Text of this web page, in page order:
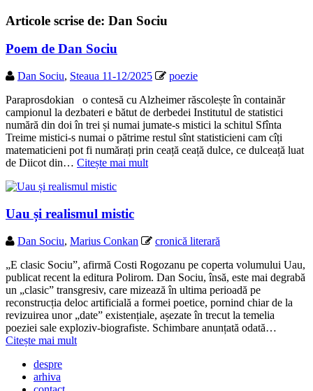
Articole scrise de: Dan Sociu
Poem de Dan Sociu
Dan Sociu, Steaua 11-12/2025
poezie
Paraprosdokian o contesă cu Alzheimer răscolește în containăr
campionul la dezbateri e bătut de derbedei Institutul de statistici
numără din doi în trei și numai jumate-s mistici la schitul Sfînta
Treime mistici-s numai o pătrime restul sînt statisticieni cam cîți
matematicieni pot fi numărați prin ceață ceață dulce, ce dulceață luat
de Diicot din… Citește mai mult
Uau și realismul mistic
Dan Sociu, Marius Conkan
cronică literară
„E clasic Sociu”, afirmă Costi Rogozanu pe coperta volumului Uau,
publicat recent la editura Polirom. Dan Sociu, însă, este mai degrabă
un „clasic” transgresiv, care mizează în ultima perioadă pe
reconstrucția deloc artificială a formei poetice, pornind chiar de la
revizuirea unor „date” existențiale, așezate în trecut la temelia
poeziei sale exploziv-biografiste. Schimbare anunțată odată…
Citește mai mult
despre
arhiva